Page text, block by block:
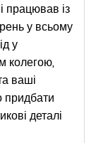
працював із
у всьому
у
колегою,
ваші
деталі